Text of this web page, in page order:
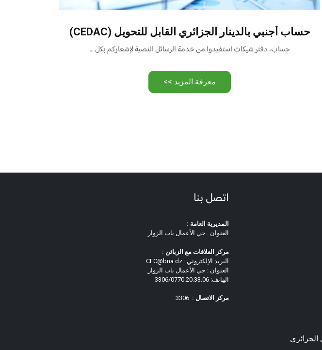
حساب أجنبي بالدينار الجزائري القابل للتحويل (CEDAC)
حساب، دفتر شيكات استفيدوا من خدمة الرسائل النصية لإشعاركم بكل …
معرفة المزيد >>
اتصل بنا
المديرية العامة :
العنوان : حي الأعمال باب الزوار.
مركز العلاقات مع الزبائن :
البريد الإلكتروني : CEC@bna.dz
العنوان : حي الأعمال باب الزوار.
الهاتف: 3306/0770.20.33.06
مركز الاتصال :